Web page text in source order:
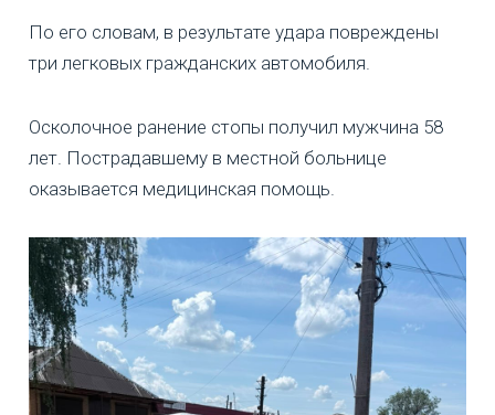
По его словам, в результате удара повреждены
три легковых гражданских автомобиля.
Осколочное ранение стопы получил мужчина 58
лет. Пострадавшему в местной больнице
оказывается медицинская помощь.